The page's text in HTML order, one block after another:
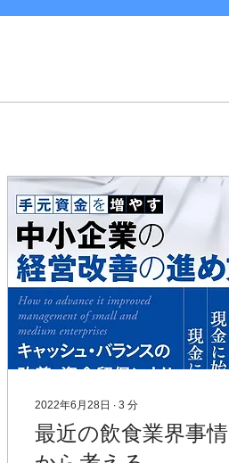
2022年6月28日 ∙ 3 分
最近の飲食業界事情